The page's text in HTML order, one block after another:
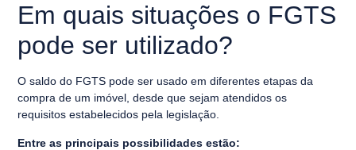
Em quais situações o FGTS
pode ser utilizado?
O saldo do FGTS pode ser usado em diferentes etapas da
compra de um imóvel, desde que sejam atendidos os
requisitos estabelecidos pela legislação.
Entre as principais possibilidades estão: